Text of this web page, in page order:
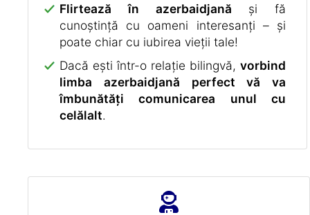
Flirtează în azerbaidjană și fă
cunoștință cu oameni interesanți – și
poate chiar cu iubirea vieții tale!
Dacă ești într-o relație bilingvă, vorbind
limba azerbaidjană perfect vă va
îmbunătăți comunicarea unul cu
celălalt.